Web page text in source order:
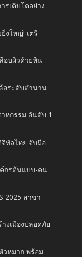
รเติบโตอย่าง
งใหญ่! เตรี
ลือบผิวด้วยหิน
อระดับตำนาน
หกรรม อันดับ 1
ทัลไทย จับมือ
ค์กรต้นแบบ-คน
2025 สาขา
งเมืองปลอดภัย
วหมาก พร้อม